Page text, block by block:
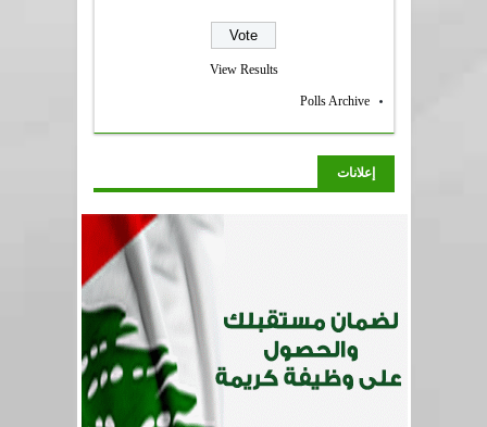
View Results
Polls Archive
إعلانات